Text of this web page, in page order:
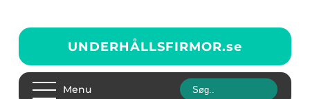
UNDERHÅLLSFIRMOR.se
Menu